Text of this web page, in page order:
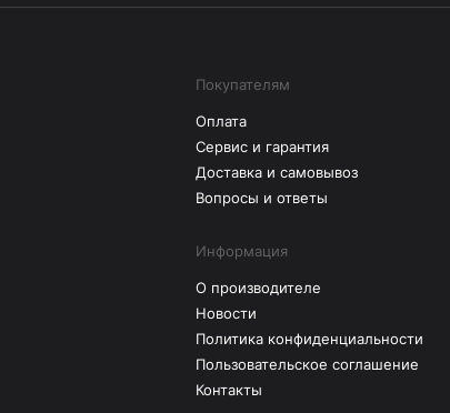
Покупателям
Оплата
Сервис и гарантия
Доставка и самовывоз
Вопросы и ответы
Информация
О производителе
Новости
Политика конфиденциальности
Пользовательское соглашение
Контакты